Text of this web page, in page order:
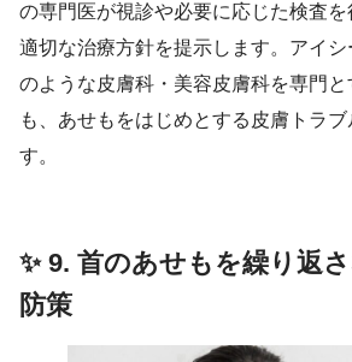
の専門医が視診や必要に応じた検査
適切な治療方針を提示します。アイ
のような皮膚科・美容皮膚科を専門
も、あせもをはじめとする皮膚トラブ
す。
✨ 9. 首のあせもを繰り返
防策